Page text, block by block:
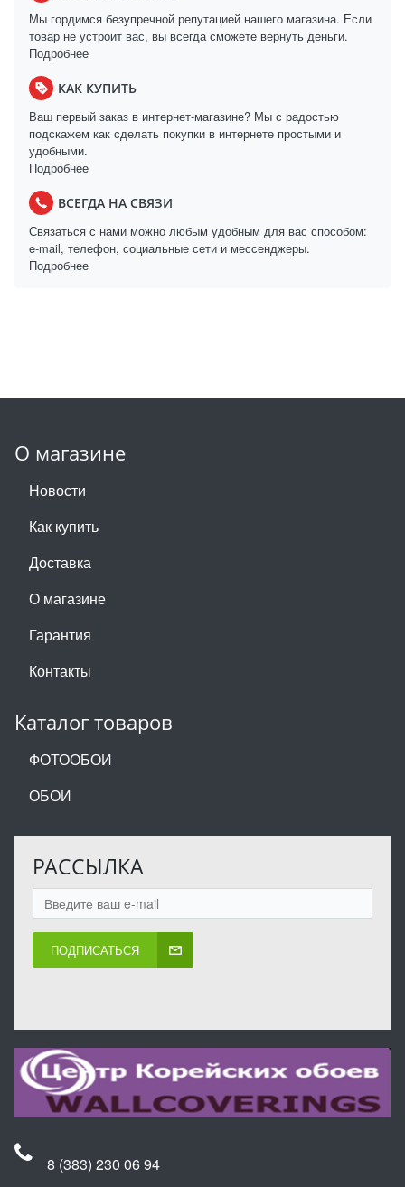
Мы гордимся безупречной репутацией нашего магазина. Если
товар не устроит вас, вы всегда сможете вернуть деньги.
Подробнее
КАК КУПИТЬ
Ваш первый заказ в интернет-магазине? Мы с радостью
подскажем как сделать покупки в интернете простыми и
удобными.
Подробнее
ВСЕГДА НА СВЯЗИ
Связаться с нами можно любым удобным для вас способом:
e-mail, телефон, социальные сети и мессенджеры.
Подробнее
О магазине
Новости
Как купить
Доставка
О магазине
Гарантия
Контакты
Каталог товаров
ФОТООБОИ
ОБОИ
РАССЫЛКА
ПОДПИСАТЬСЯ
8 (383) 230 06 94